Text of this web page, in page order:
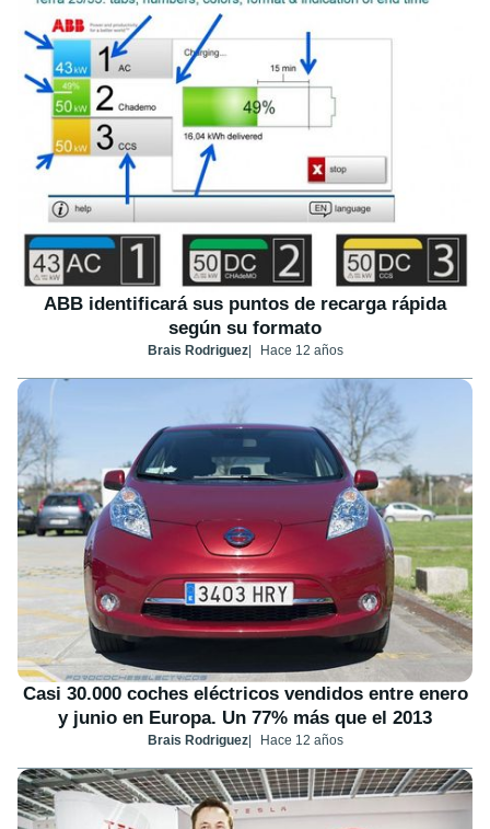
ABB identificará sus puntos de recarga rápida
según su formato
Brais Rodriguez Hace 12 años
Casi 30.000 coches eléctricos vendidos entre enero
y junio en Europa. Un 77% más que el 2013
Brais Rodriguez Hace 12 años